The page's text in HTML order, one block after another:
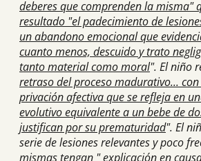
deberes que comprenden la misma"
resultado "el padecimiento de
un abandono emocional que
cuanto menos, descuido y trato
tanto material como moral". El niño
retraso del proceso madurativo...
privación afectiva que se refleja en
evolutivo equivalente a un bebe de
justifican por su prematuridad". El
serie de lesiones relevantes y poco
mismas tengan " explicación en